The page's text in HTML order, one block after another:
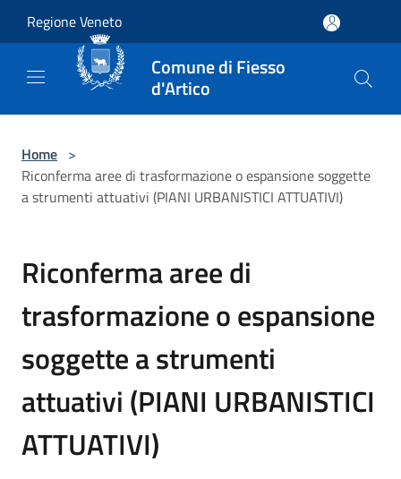
Regione Veneto
Comune di Fiesso
d'Artico
Home >
Riconferma aree di trasformazione o espansione soggette
a strumenti attuativi (PIANI URBANISTICI ATTUATIVI)
Riconferma aree di
trasformazione o espansione
soggette a strumenti
attuativi (PIANI URBANISTICI
ATTUATIVI)